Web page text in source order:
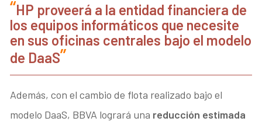
HP proveerá a la entidad financiera de
los equipos informáticos que necesite
en sus oficinas centrales bajo el modelo
de DaaS
Además, con el cambio de flota realizado bajo el
modelo DaaS, BBVA logrará una reducción estimada